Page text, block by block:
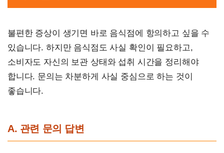
불편한 증상이 생기면 바로 음식점에 항의하고 싶을 수
있습니다. 하지만 음식점도 사실 확인이 필요하고,
소비자도 자신의 보관 상태와 섭취 시간을 정리해야
합니다. 문의는 차분하게 사실 중심으로 하는 것이
좋습니다.
A. 관련 문의 답변